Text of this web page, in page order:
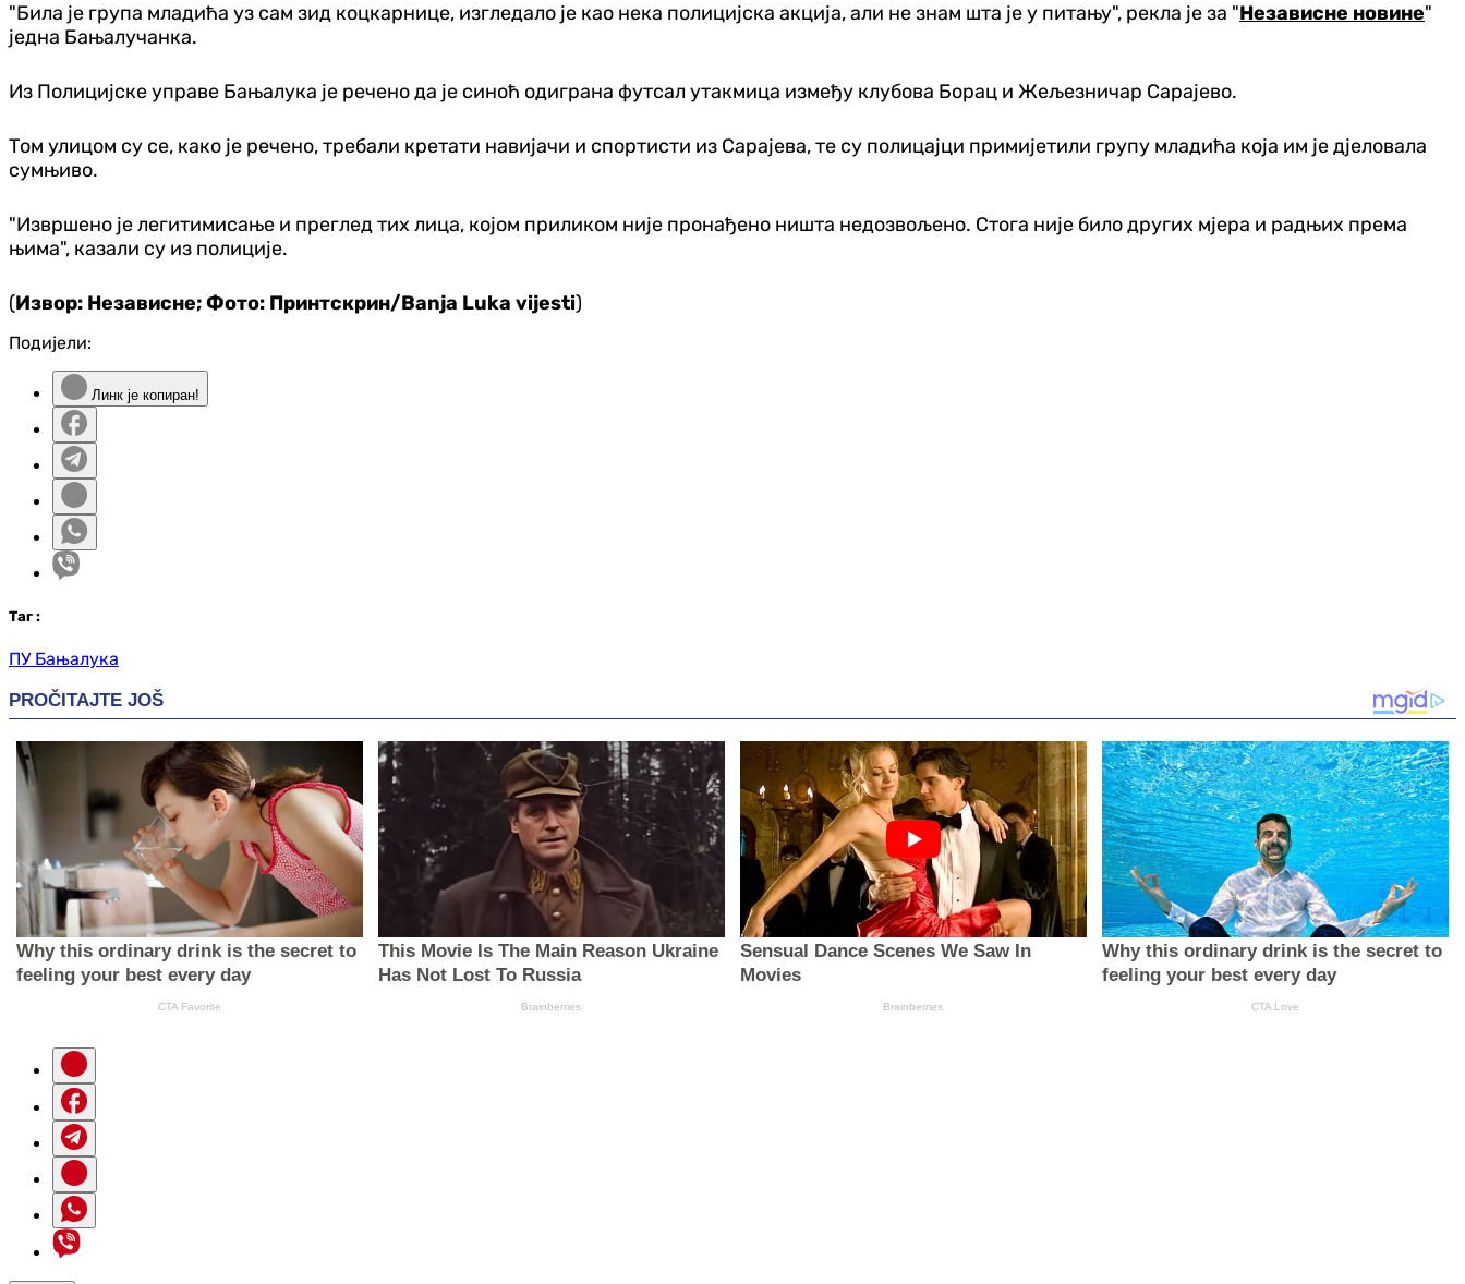
"Била је група младића уз сам зид коцкарнице, изгледало је као нека полицијска акција, али не знам шта је у питању", рекла је за "Независне новине"
једна Бањалучанка.
Из Полицијске управе Бањалука је речено да је синоћ одиграна футсал утакмица између клубова Борац и Жељезничар Сарајево.
Том улицом су се, како је речено, требали кретати навијачи и спортисти из Сарајева, те су полицајци примијетили групу младића која им је дјеловала
сумњиво.
"Извршено је легитимисање и преглед тих лица, којом приликом није пронађено ништа недозвољено. Стога није било других мјера и радњих према
њима", казали су из полиције.
(Извор: Независне; Фото: Принтскрин/Banja Luka vijesti)
Подијели:
Линк је копиран!
Таг :
ПУ Бањалука